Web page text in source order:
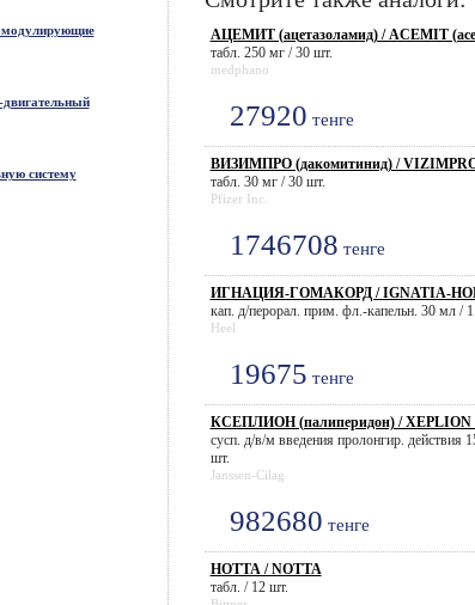
систему
АЦЕМИТ (ацетазоламид) / ACEMIT
табл. 250 мг / 30 шт.
medphano
27920 тенге
ВИЗИМПРО (дакомитинид) /
табл. 30 мг / 30 шт.
Pfizer Inc.
1746708 тенге
ИГНАЦИЯ-ГОМАКОРД / IGNATIA-
кап. д/перорал. прим. фл.-капельн. 30 мл /
Heel
19675 тенге
КСЕПЛИОН (палиперидон) / XEPLION
сусп. д/в/м введения пролонгир.
шт.
Janssen-Cilag
982680 тенге
НОТТА / NOTTA
табл. / 12 шт.